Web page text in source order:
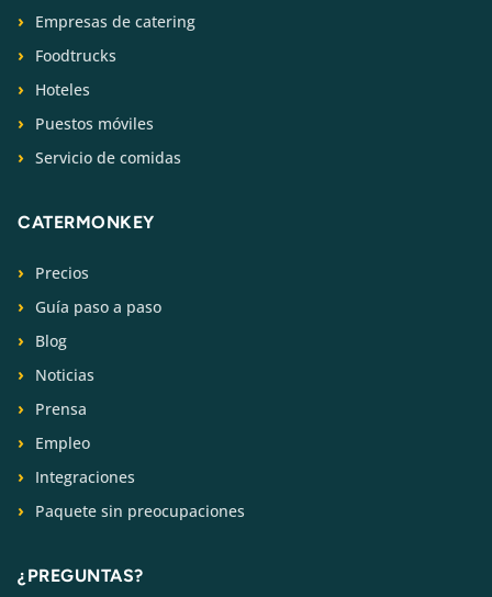
Empresas de catering
Foodtrucks
Hoteles
Puestos móviles
Servicio de comidas
CATERMONKEY
Precios
Guía paso a paso
Blog
Noticias
Prensa
Empleo
Integraciones
Paquete sin preocupaciones
¿PREGUNTAS?